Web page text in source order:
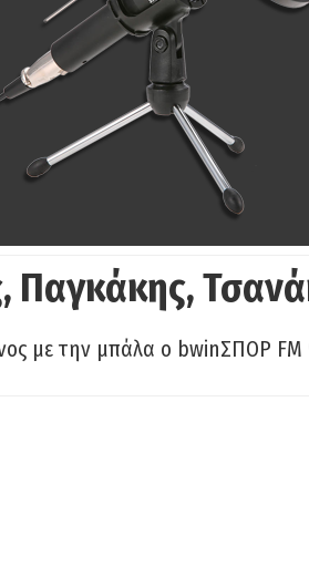
Παγκάκης,
με την μπάλα ο bwinΣΠΟΡ FM